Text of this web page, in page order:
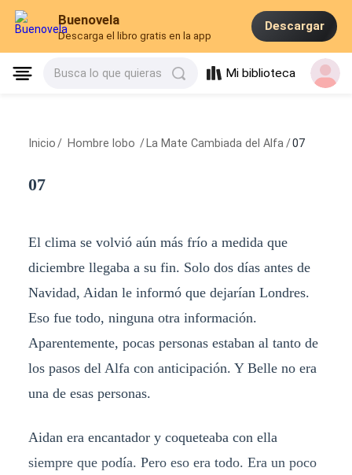
Buenovela
Descarga el libro gratis en la app
Descargar
Busca lo que quieras Mi biblioteca
Inicio / Hombre lobo / La Mate Cambiada del Alfa /07
07
El clima se volvió aún más frío a medida que
diciembre llegaba a su fin. Solo dos días antes de
Navidad, Aidan le informó que dejarían Londres.
Eso fue todo, ninguna otra información.
Aparentemente, pocas personas estaban al tanto de
los pasos del Alfa con anticipación. Y Belle no era
una de esas personas.
Aidan era encantador y coqueteaba con ella
siempre que podía. Pero eso era todo. Era un poco